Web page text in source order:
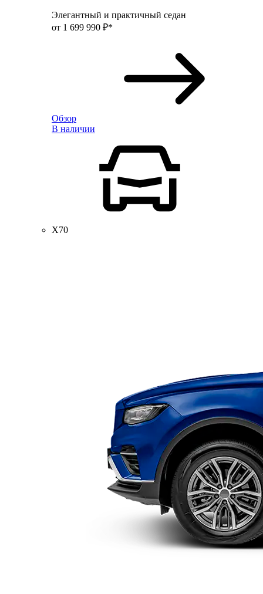
Элегантный и практичный седан
от 1 699 990 ₽*
Обзор
В наличии
X70